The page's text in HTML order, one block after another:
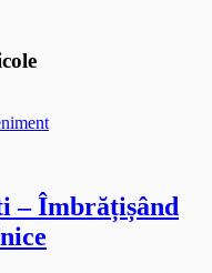
– Îmbrățișând